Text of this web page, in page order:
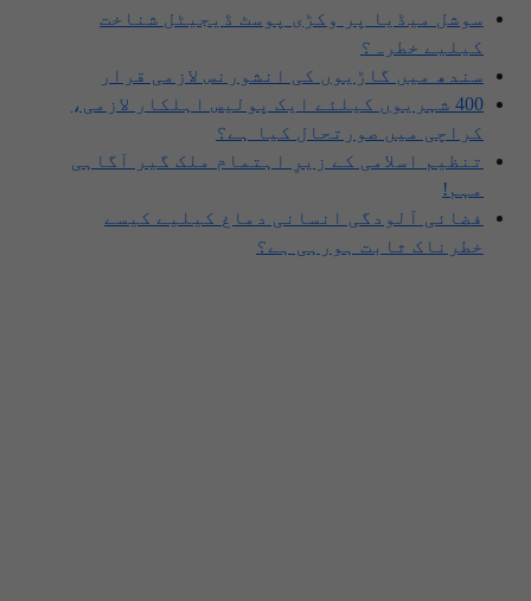
سوشل میڈیا پر وکڑی پوسٹ ڈیجیٹل شناخت
کیلیے خطرہ؟
سندھ میں گاڑیوں کی انشورنس لازمی قرار
400 شہریوں کیلئے ایک پولیس اہلکار لازمی،
کراچی میں صورتحال کیا ہے؟
تنظیم اسلامی کے زیرِ اہتمام ملک گیر آگاہی
مہم!
فضائی آلودگی انسانی دماغ کیلیے کیسے
خطرناک ثابت ہورہی ہے؟